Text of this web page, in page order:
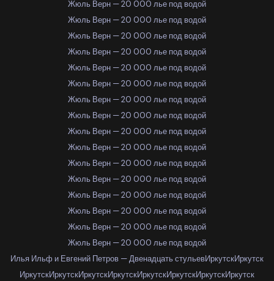
Жюль Верн — 20 000 лье под водой
Жюль Верн — 20 000 лье под водой
Жюль Верн — 20 000 лье под водой
Жюль Верн — 20 000 лье под водой
Жюль Верн — 20 000 лье под водой
Жюль Верн — 20 000 лье под водой
Жюль Верн — 20 000 лье под водой
Жюль Верн — 20 000 лье под водой
Жюль Верн — 20 000 лье под водой
Жюль Верн — 20 000 лье под водой
Жюль Верн — 20 000 лье под водой
Жюль Верн — 20 000 лье под водой
Жюль Верн — 20 000 лье под водой
Жюль Верн — 20 000 лье под водой
Жюль Верн — 20 000 лье под водой
Жюль Верн — 20 000 лье под водой
Илья Ильф и Евгений Петров — Двенадцать стульевИркутскИркутск
ИркутскИркутскИркутскИркутскИркутскИркутскИркутскИркутск